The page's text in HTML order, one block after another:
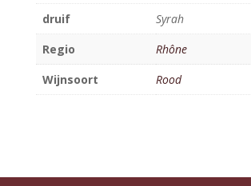
druif
Syrah
Regio
Rhône
Wijnsoort
Rood